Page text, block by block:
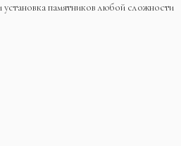
памятников любой сложности